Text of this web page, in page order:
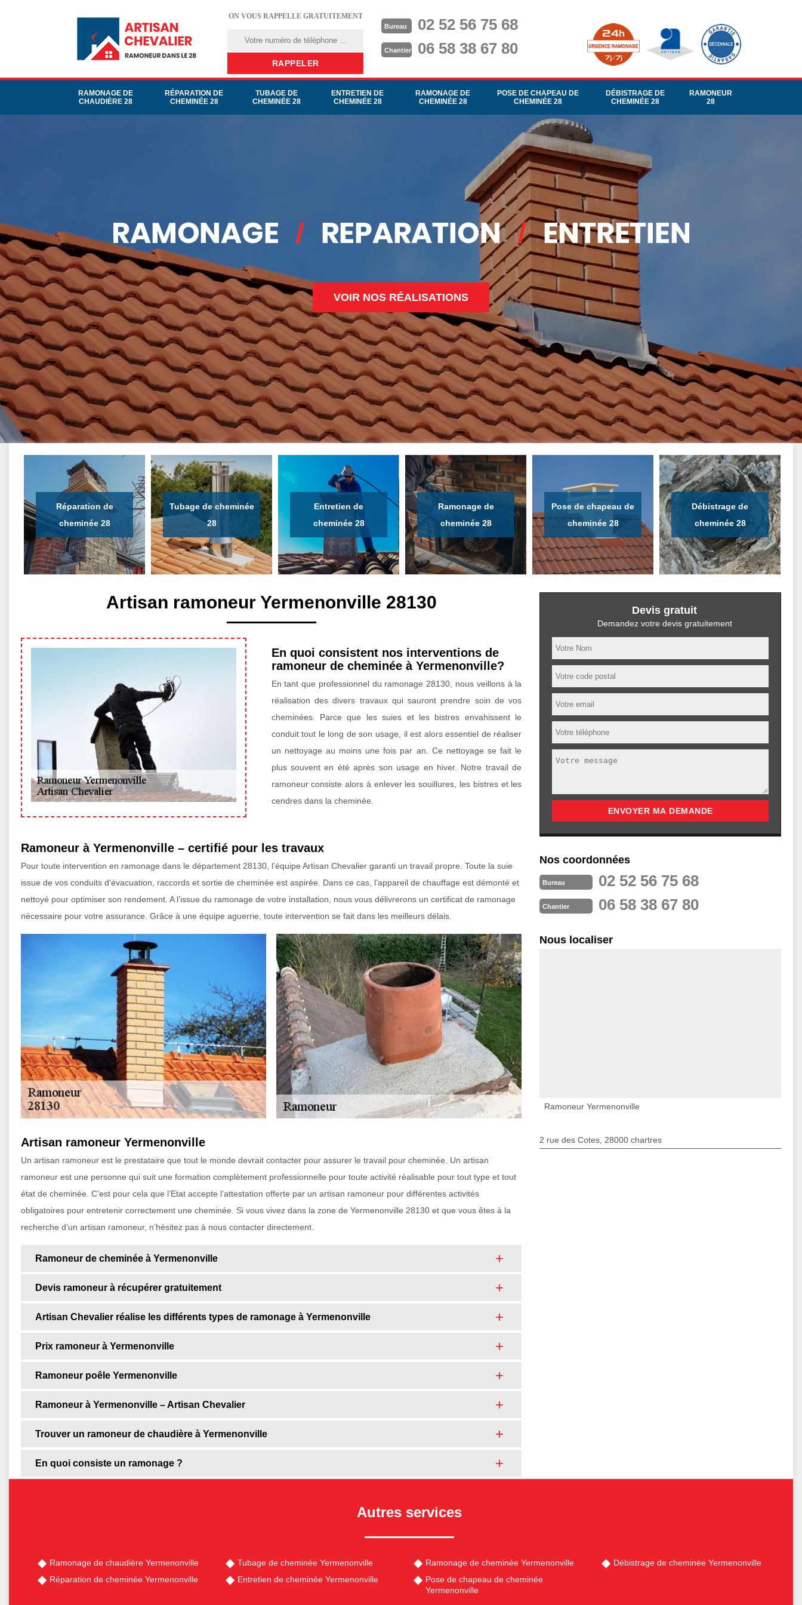
ON VOUS RAPPELLE GRATUITEMENT
Bureau 02 52 56 75 68
Chantier 06 58 38 67 80
RAMONAGE DE
CHAUDIÈRE 28
RÉPARATION DE
CHEMINÉE 28
TUBAGE DE
CHEMINÉE 28
ENTRETIEN DE
CHEMINÉE 28
RAMONAGE DE
CHEMINÉE 28
POSE DE CHAPEAU DE
CHEMINÉE 28
DÉBISTRAGE DE
CHEMINÉE 28
RAMONEUR
28
VOIR NOS RÉALISATIONS
Réparation de
cheminée 28
Tubage de cheminée
28
Entretien de
cheminée 28
Ramonage de
cheminée 28
Pose de chapeau de
cheminée 28
Débistrage de
cheminée 28
Artisan ramoneur Yermenonville 28130
En quoi consistent nos interventions de
ramoneur de cheminée à Yermenonville?
En tant que professionnel du ramonage 28130, nous veillons à la
réalisation des divers travaux qui sauront prendre soin de vos
cheminées. Parce que les suies et les bistres envahissent le
conduit tout le long de son usage, il est alors essentiel de réaliser
un nettoyage au moins une fois par an. Ce nettoyage se fait le
plus souvent en été après son usage en hiver. Notre travail de
ramoneur consiste alors à enlever les souillures, les bistres et les
cendres dans la cheminée.
Ramoneur à Yermenonville – certifié pour les travaux
Pour toute intervention en ramonage dans le département 28130, l’équipe Artisan Chevalier garanti un travail propre. Toute la suie
issue de vos conduits d'évacuation, raccords et sortie de cheminée est aspirée. Dans ce cas, l’appareil de chauffage est démonté et
nettoyé pour optimiser son rendement. A l’issue du ramonage de votre installation, nous vous délivrerons un certificat de ramonage
nécessaire pour votre assurance. Grâce à une équipe aguerrie, toute intervention se fait dans les meilleurs délais.
Artisan ramoneur Yermenonville
Un artisan ramoneur est le prestataire que tout le monde devrait contacter pour assurer le travail pour cheminée. Un artisan
ramoneur est une personne qui suit une formation complètement professionnelle pour toute activité réalisable pour tout type et tout
état de cheminée. C’est pour cela que l’Etat accepte l’attestation offerte par un artisan ramoneur pour différentes activités
obligatoires pour entretenir correctement une cheminée. Si vous vivez dans la zone de Yermenonville 28130 et que vous êtes à la
recherche d’un artisan ramoneur, n’hésitez pas à nous contacter directement.
Ramoneur de cheminée à Yermenonville
Devis ramoneur à récupérer gratuitement
Artisan Chevalier réalise les différents types de ramonage à Yermenonville
Prix ramoneur à Yermenonville
Ramoneur poêle Yermenonville
Ramoneur à Yermenonville – Artisan Chevalier
Trouver un ramoneur de chaudière à Yermenonville
En quoi consiste un ramonage ?
Devis gratuit
Demandez votre devis gratuitement
Nos coordonnées
Bureau 02 52 56 75 68
Chantier 06 58 38 67 80
Nous localiser
Ramoneur Yermenonville
2 rue des Cotes, 28000 chartres
Autres services
Ramonage de chaudière Yermenonville
Réparation de cheminée Yermenonville
Tubage de cheminée Yermenonville
Entretien de cheminée Yermenonville
Ramonage de cheminée Yermenonville
Pose de chapeau de cheminée
Yermenonville
Débistrage de cheminée Yermenonville